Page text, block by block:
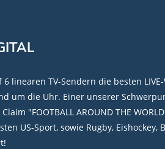
6 linearen TV-Sendern die besten
um die Uhr. Einer unserer
"FOOTBALL AROUND THE
US-Sport, sowie Rugby,